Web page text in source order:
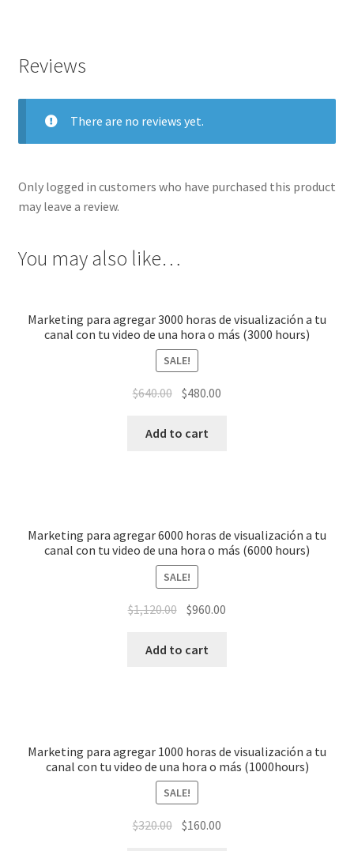
Reviews
There are no reviews yet.
Only logged in customers who have purchased this product
may leave a review.
You may also like…
Marketing para agregar 3000 horas de visualización a tu
canal con tu video de una hora o más (3000 hours)
SALE!
$640.00 $480.00
Add to cart
Marketing para agregar 6000 horas de visualización a tu
canal con tu video de una hora o más (6000 hours)
SALE!
$1,120.00 $960.00
Add to cart
Marketing para agregar 1000 horas de visualización a tu
canal con tu video de una hora o más (1000hours)
SALE!
$320.00 $160.00